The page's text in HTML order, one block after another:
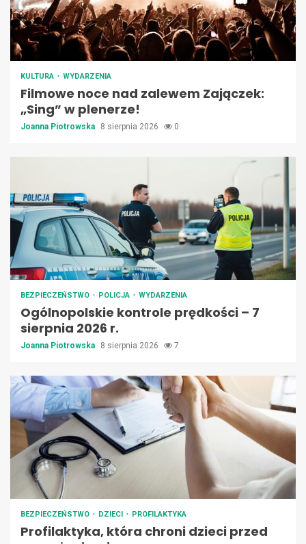
KULTURA WYDARZENIA
Filmowe noce nad zalewem Zajączek:
„Sing” w plenerze!
Joanna Piotrowska 8 sierpnia 2026 0
BEZPIECZEŃSTWO POLICJA WYDARZENIA
Ogólnopolskie kontrole prędkości – 7
sierpnia 2026 r.
Joanna Piotrowska 8 sierpnia 2026 7
BEZPIECZEŃSTWO DZIECI PROFILAKTYKA
Profilaktyka, która chroni dzieci przed